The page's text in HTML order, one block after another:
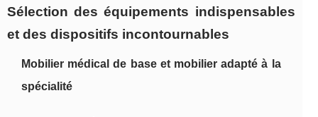
Sélection des équipements indispensables
et des dispositifs incontournables
Mobilier médical de base et mobilier adapté à la
spécialité